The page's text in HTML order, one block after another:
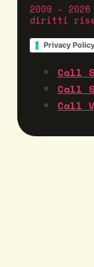
2009 -
diritti
Privacy Policy
Call
Call
Call